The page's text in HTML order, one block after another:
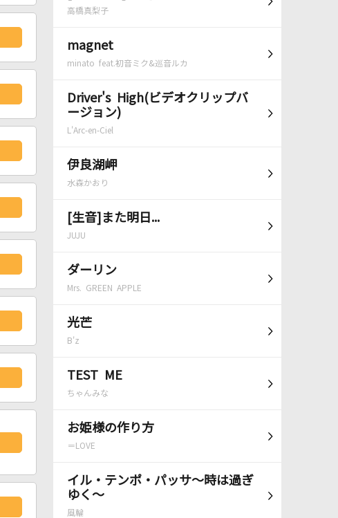
高橋真梨子
magnet
minato feat.初音ミク&巡音ルカ
Driver's High(ビデオクリップバ
ージョン)
L'Arc-en-Ciel
伊良湖岬
水森かおり
[生音]また明日...
JUJU
ダーリン
Mrs. GREEN APPLE
光芒
B'z
TEST ME
ちゃんみな
お姫様の作り方
＝LOVE
イル・テンポ・パッサ～時は過ぎ
ゆく～
風輪